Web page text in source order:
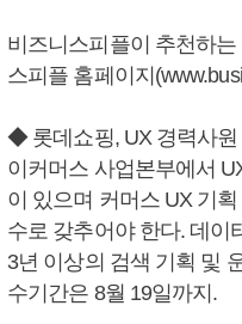
비즈니스피플이 추천하는
스피플 홈페이지
◆ 롯데쇼핑, UX 경력사원
이커머스 사업본부에서
이 있으며 커머스 UX 기
수로 갖추어야 한다. 데이
3년 이상의 검색 기획 및
수기간은 8월 19일까지.